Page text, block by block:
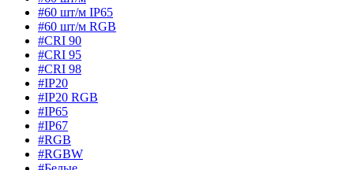
#60 шт/м IP65
#60 шт/м RGB
#CRI 90
#CRI 95
#CRI 98
#IP20
#IP20 RGB
#IP65
#IP67
#RGB
#RGBW